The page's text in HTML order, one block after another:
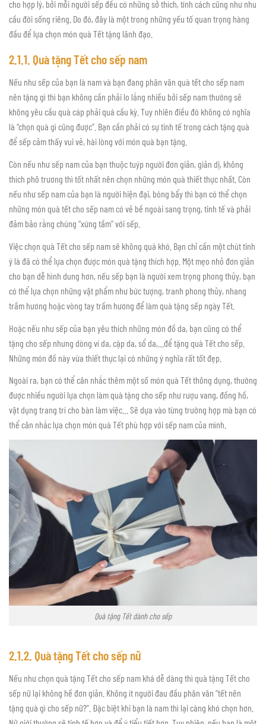
cho hợp lý, bởi mỗi người sếp đều có những sở thích, tính cách cũng như nhu
cầu đời sống riêng. Do đó, đây là một trong những yếu tố quan trọng hàng
đầu để lựa chọn món quà Tết tặng lãnh đạo.
2.1.1. Quà tặng Tết cho sếp nam
Nếu như sếp của bạn là nam và bạn đang phân vân quà tết cho sếp nam
nên tặng gì thì bạn không cần phải lo lắng nhiều bởi sếp nam thường sẽ
không yêu cầu quà cáp phải quá cầu kỳ. Tuy nhiên điều đó không có nghĩa
là “chọn quà gì cũng được”. Bạn cần phải có sự tinh tế trong cách tặng quà
để sếp cảm thấy vui vẻ, hài lòng với món quà bạn tặng.
Còn nếu như sếp nam của bạn thuộc tuýp người đơn giản, giản dị, không
thích phô trương thì tốt nhất nên chọn những món quà thiết thực nhất. Còn
nếu như sếp nam của bạn là người hiện đại, bóng bẩy thì bạn có thể chọn
những món quà tết cho sếp nam có vẻ bề ngoài sang trọng, tinh tế và phải
đảm bảo rằng chúng “xứng tầm” với sếp.
Việc chọn quà Tết cho sếp nam sẽ không quá khó. Bạn chỉ cần một chút tinh
ý là đã có thể lựa chọn được món quà tặng thích hợp. Một mẹo nhỏ đơn giản
cho bạn dễ hình dung hơn, nếu sếp bạn là người xem trọng phong thủy, bạn
có thể lựa chọn những vật phẩm như bức tượng, tranh phong thủy, nhang
trầm hương hoặc vòng tay trầm hương để làm quà tặng sếp ngày Tết.
Hoặc nếu như sếp của bạn yêu thích những món đồ da, bạn cũng có thể
tặng cho sếp nhưng dòng ví da, cặp da, sổ da,…để tặng quà Tết cho sếp.
Những món đồ này vừa thiết thực lại có những ý nghĩa rất tốt đẹp.
Ngoài ra, bạn có thể cân nhắc thêm một số món quà Tết thông dụng, thường
được nhiều người lựa chọn làm quà tặng cho sếp như rượu vang, đồng hồ,
vật dụng trang trí cho bàn làm việc… Sẽ dựa vào từng trường hợp mà bạn có
thể cân nhắc lựa chọn món quà Tết phù hợp với sếp nam của mình.
Quà tặng Tết dành cho sếp
2.1.2. Quà tặng Tết cho sếp nữ
Nếu như chọn quà tặng Tết cho sếp nam khá dễ dàng thì quà tặng Tết cho
sếp nữ lại không hề đơn giản. Không ít người đau đầu phân vân “tết nên
tặng quà gì cho sếp nữ?”. Đặc biệt khi bạn là nam thì lại càng khó chọn hơn.